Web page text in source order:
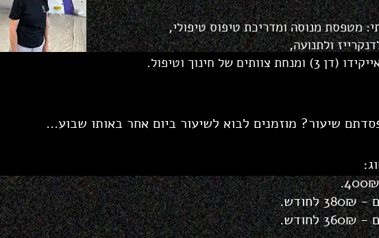
מטפסת מנוסה ומדריכת טיפוס טיפולי,
ולתנועה,
צוותים של חינוך וטיפול.
שיעור? מוזמנים לבוא לשיעור ביום אחר באותו שבוע...​